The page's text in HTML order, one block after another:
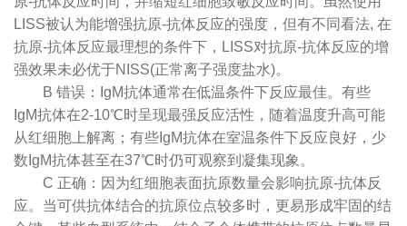
LISS被认为能增强抗原-抗体反应的强度，但有不同看法, 在
抗原-抗体反应最理想的条件下，LISS对抗原-抗体反应的增
强效果未必优于NISS(正常离子强度盐水)。
B 错误：IgM抗体通常在低温条件下反应最佳。有些
IgM抗体在2-10℃时呈现最强反应活性，随着温度升高可能
从红细胞上解离；有些IgM抗体在室温条件下反应良好，少
数IgM抗体甚至在37℃时仍可观察到凝集现象。
C 正确：因为红细胞表面抗原数量会影响抗原-抗体反
应。当可供抗体结合的抗原位点较多时，更易形成牢固的结